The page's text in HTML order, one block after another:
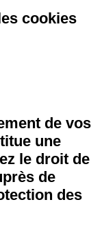
cookies
de vos
une
le droit de
de
des